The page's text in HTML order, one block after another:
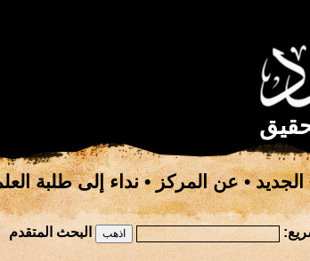
الجديد•عن المركز•نداء إلى طلبة
البحث المتقدم